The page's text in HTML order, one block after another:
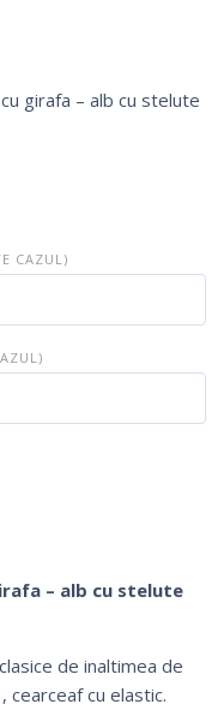
girafa – alb cu stelute
CAZUL)
– alb cu stelute
de inaltimea de
cearceaf cu elastic.